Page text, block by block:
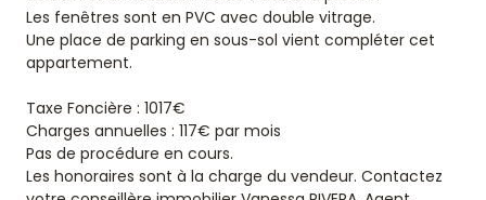
Les fenêtres sont en PVC avec double vitrage.
Une place de parking en sous-sol vient compléter cet
appartement.
Taxe Foncière : 1017€
Charges annuelles : 117€ par mois
Pas de procédure en cours.
Les honoraires sont à la charge du vendeur. Contactez